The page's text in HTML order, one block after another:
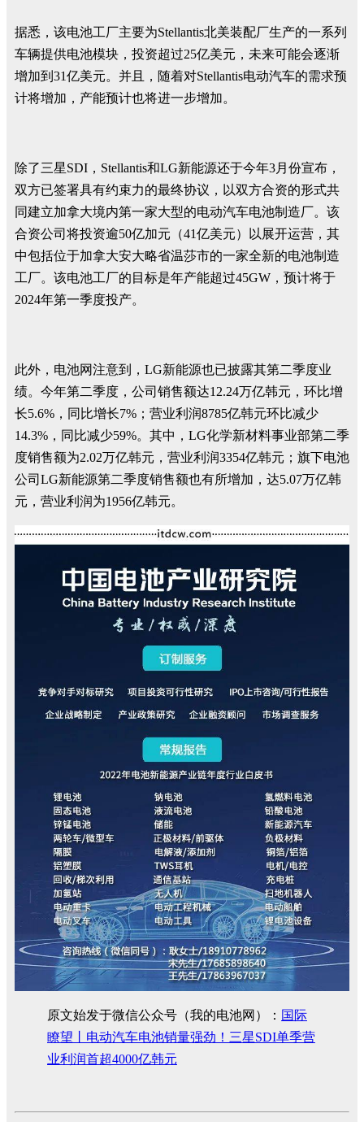
据悉，该电池工厂主要为Stellantis北美装配厂生产的一系列
车辆提供电池模块，投资超过25亿美元，未来可能会逐渐
增加到31亿美元。并且，随着对Stellantis电动汽车的需求预
计将增加，产能预计也将进一步增加。
除了三星SDI，Stellantis和LG新能源还于今年3月份宣布，
双方已签署具有约束力的最终协议，以双方合资的形式共
同建立加拿大境内第一家大型的电动汽车电池制造厂。该
合资公司将投资逾50亿加元（41亿美元）以展开运营，其
中包括位于加拿大安大略省温莎市的一家全新的电池制造
工厂。该电池工厂的目标是年产能超过45GW，预计将于
2024年第一季度投产。
此外，电池网注意到，LG新能源也已披露其第二季度业
绩。今年第二季度，公司销售额达12.24万亿韩元，环比增
长5.6%，同比增长7%；营业利润8785亿韩元环比减少
14.3%，同比减少59%。其中，LG化学新材料事业部第二季
度销售额为2.02万亿韩元，营业利润3354亿韩元；旗下电池
公司LG新能源第二季度销售额也有所增加，达5.07万亿韩
元，营业利润为1956亿韩元。
原文始发于微信公众号（我的电池网）： 国际
瞭望丨电动汽车电池销量强劲！三星SDI单季营
业利润首超4000亿韩元